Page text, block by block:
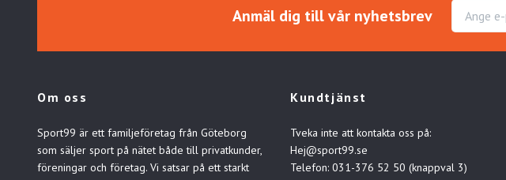
Anmäl dig till vår nyhetsbrev
Om oss
Sport99 är ett familjeföretag från Göteborg
som säljer sport på nätet både till privatkunder,
föreningar och företag. Vi satsar på ett starkt
Kundtjänst
Tveka inte att kontakta oss på:
Hej@sport99.se
Telefon: 031-376 52 50 (knappval 3)